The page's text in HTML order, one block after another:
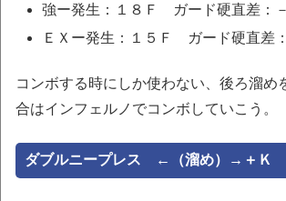
強ー発生：１８Ｆ ガード硬直差：
ＥＸー発生：１５Ｆ ガード硬直差
コンボする時にしか使わない、後ろ溜め
合はインフェルノでコンボしていこう。
ダブルニープレス ←（溜め）→＋Ｋ